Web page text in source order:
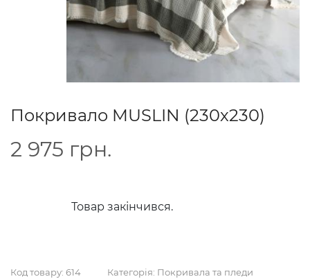
Покривало MUSLIN (230х230)
2 975 грн.
Товар закінчився.
Код товару: 614 Категорія: Покривала та пледи